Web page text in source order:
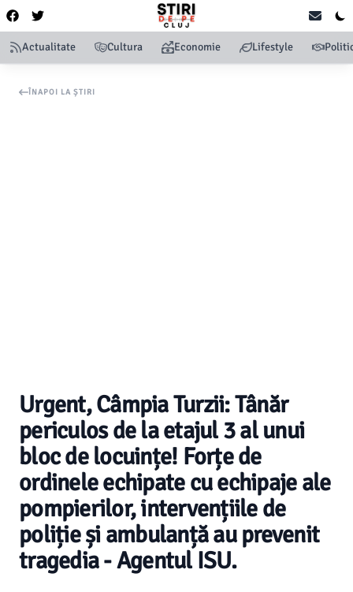
Actualitate Cultura Economie Lifestyle
ÎNAPOI LA ȘTIRI
Urgent, Câmpia Turzii: Tânăr
periculos de la etajul 3 al unui
bloc de locuințe! Forțe de
ordinele echipate cu echipaje ale
pompierilor, intervențiile de
poliție și ambulanță au prevenit
tragedia - Agentul ISU.